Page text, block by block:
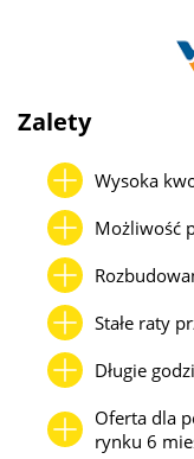
Zalety
Wysoka
Możliwość
Stałe raty
Długie
Oferta dla
rynku 6